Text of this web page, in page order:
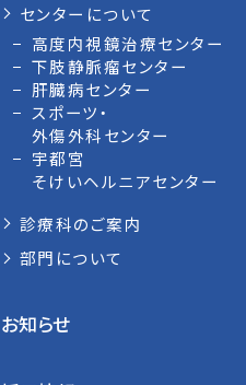
センターについて
高度内視鏡治療センター
下肢静脈瘤センター
肝臓病センター
スポーツ・
外傷外科センター
宇都宮
そけいヘルニアセンター
診療科のご案内
部門について
お知らせ